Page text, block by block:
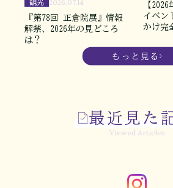
2026.07.14
『第78回 正倉院展』情報
解禁、2026年の見どころ
は？
【
イベン
かけ完
もっと見る
最近見た
Viewed Articles